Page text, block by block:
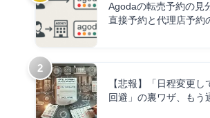
Agodaの転売予約の見
直接予約と代理店予約
【悲報】「日程変更
回避」の裏ワザ、もう